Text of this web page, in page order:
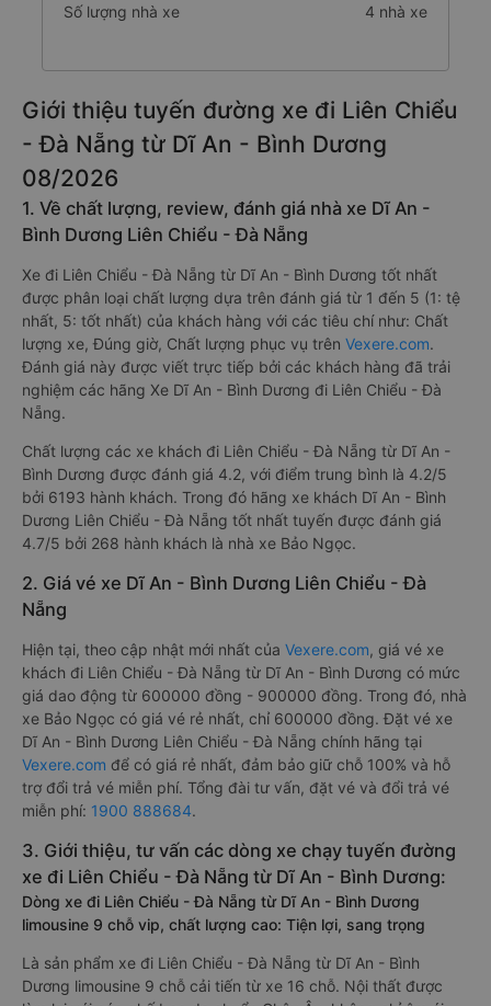
Số lượng nhà xe 4 nhà xe
Giới thiệu tuyến đường xe đi Liên Chiểu
- Đà Nẵng từ Dĩ An - Bình Dương
08/2026
1. Về chất lượng, review, đánh giá nhà xe Dĩ An -
Bình Dương Liên Chiểu - Đà Nẵng
Xe đi Liên Chiểu - Đà Nẵng từ Dĩ An - Bình Dương tốt nhất
được phân loại chất lượng dựa trên đánh giá từ 1 đến 5 (1: tệ
nhất, 5: tốt nhất) của khách hàng với các tiêu chí như: Chất
lượng xe, Đúng giờ, Chất lượng phục vụ trên Vexere.com.
Đánh giá này được viết trực tiếp bởi các khách hàng đã trải
nghiệm các hãng Xe Dĩ An - Bình Dương đi Liên Chiểu - Đà
Nẵng.
Chất lượng các xe khách đi Liên Chiểu - Đà Nẵng từ Dĩ An -
Bình Dương được đánh giá 4.2, với điểm trung bình là 4.2/5
bởi 6193 hành khách. Trong đó hãng xe khách Dĩ An - Bình
Dương Liên Chiểu - Đà Nẵng tốt nhất tuyến được đánh giá
4.7/5 bởi 268 hành khách là nhà xe Bảo Ngọc.
2. Giá vé xe Dĩ An - Bình Dương Liên Chiểu - Đà
Nẵng
Hiện tại, theo cập nhật mới nhất của Vexere.com, giá vé xe
khách đi Liên Chiểu - Đà Nẵng từ Dĩ An - Bình Dương có mức
giá dao động từ 600000 đồng - 900000 đồng. Trong đó, nhà
xe Bảo Ngọc có giá vé rẻ nhất, chỉ 600000 đồng. Đặt vé xe
Dĩ An - Bình Dương Liên Chiểu - Đà Nẵng chính hãng tại
Vexere.com để có giá rẻ nhất, đảm bảo giữ chỗ 100% và hỗ
trợ đổi trả vé miễn phí. Tổng đài tư vấn, đặt vé và đổi trả vé
miễn phí: 1900 888684.
3. Giới thiệu, tư vấn các dòng xe chạy tuyến đường
xe đi Liên Chiểu - Đà Nẵng từ Dĩ An - Bình Dương:
Dòng xe đi Liên Chiểu - Đà Nẵng từ Dĩ An - Bình Dương
limousine 9 chỗ vip, chất lượng cao: Tiện lợi, sang trọng
Là sản phẩm xe đi Liên Chiểu - Đà Nẵng từ Dĩ An - Bình
Dương limousine 9 chỗ cải tiến từ xe 16 chỗ. Nội thất được